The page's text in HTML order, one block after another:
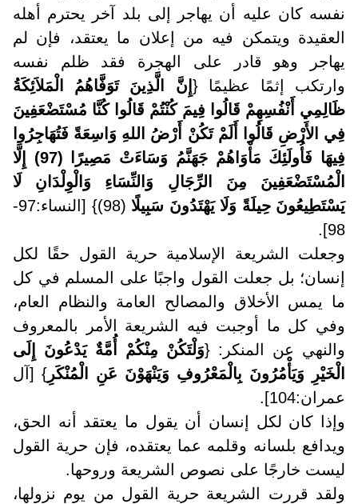
نفسه كان عليه أن يهاجر إلى بلد آخر يحترم أهله
العقيدة ويتمكن فيه من إعلان ما يعتقد، فإن لم
يهاجر وهو قادر على الهجرة فقد ظلم نفسه
وارتكب إثمًا عظيمًا { إِنَّ الَّذِينَ تَوَفَّاهُمُ الْمَلاَئِكَةُ
ظَالِمِي أَنْفُسِهِمْ قَالُوا فِيمَ كُنْتُمْ قَالُوا كُنَّا مُسْتَضْعَفِينَ
فِي الأَرْضِ قَالُوا أَلَمْ تَكُنْ أَرْضُ اللهِ وَاسِعَةً فَتُهَاجِرُوا
فِيهَا فَأُولَئِكَ مَأْوَاهُمْ جَهَنَّمُ وَسَاءَتْ مَصِيرًا (97) إِلَّا
الْمُسْتَضْعَفِينَ مِنَ الرِّجَالِ وَالنِّسَاءِ وَالْوِلْدَانِ لَا
يَسْتَطِيعُونَ حِيلَةً وَلَا يَهْتَدُونَ سَبِيلًا
(98)} [النساء:97-
98].
وجعلت الشريعة الإسلامية حرية القول حقًا لكل
إنسان؛ بل جعلت القول واجبًا على المسلم في كل
ما يمس الأخلاق والمصالح العامة والنظام العام،
وفي كل ما أوجبت فيه الشريعة الأمر بالمعروف
والنهي عن المنكر: {وَلْتَكُنْ مِنْكُمْ أُمَّةٌ يَدْعُونَ إِلَى
الْخَيْرِ وَيَأْمُرُونَ بِالْمَعْرُوفِ وَيَنْهَوْنَ عَنِ الْمُنْكَرِ } [آل
عمران:104].
وإذا كان لكل إنسان أن يقول ما يعتقد أنه الحق،
ويدافع بلسانه وقلمه عما يعتقده، فإن حرية القول
ليست خارجًا على نصوص الشريعة وروحها.
ولقد قررت الشريعة حرية القول من يوم نزولها،